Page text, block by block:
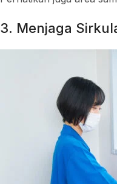
3. Menjaga